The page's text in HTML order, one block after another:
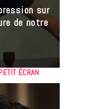
sur
de notre
ÉCRAN